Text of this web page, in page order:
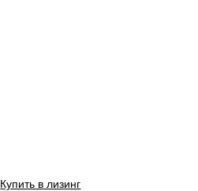
Купить в лизинг